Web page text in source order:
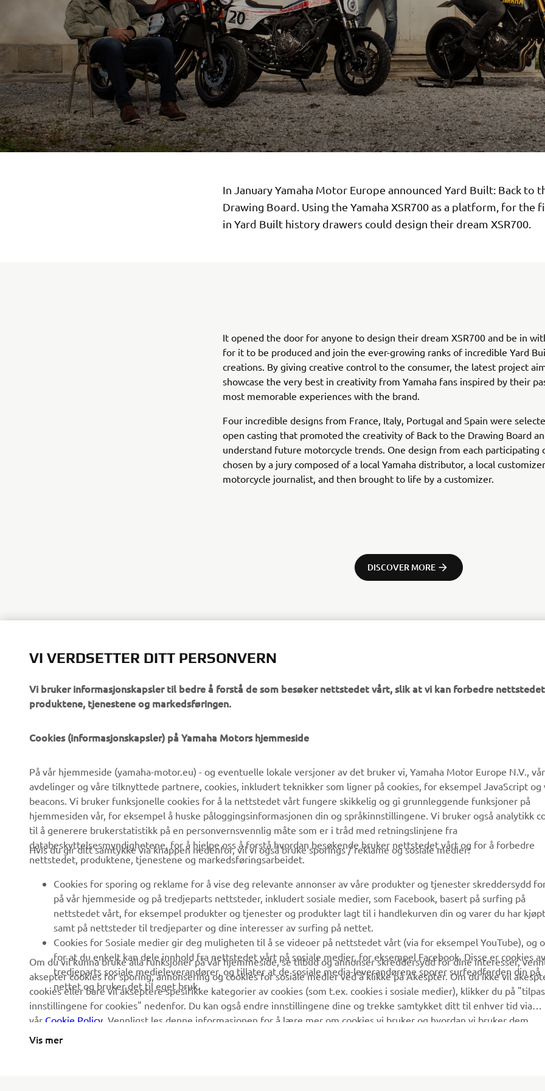
In January Yamaha Motor Europe announced Yard Built: Back to
Drawing Board. Using the Yamaha XSR700 as a platform, for the
in Yard Built history drawers could design their dream XSR700.
It opened the door for anyone to design their dream XSR700 and be in
for it to be produced and join the ever-growing ranks of incredible Yard
creations. By giving creative control to the consumer, the latest project
showcase the very best in creativity from Yamaha fans inspired by their
most memorable experiences with the brand.
Four incredible designs from France, Italy, Portugal and Spain were
open casting that promoted the creativity of Back to the Drawing Board
understand future motorcycle trends. One design from each participating
chosen by a jury composed of a local Yamaha distributor, a local
motorcycle journalist, and then brought to life by a customizer.
DISCOVER MORE
.
VIRKSOMHET
Om oss
Nyheter
Arrangementer
Yamaha Press
Brosjyrer
Jobber hos Yamaha
Bli en forhandler
Retningslinjer For
Menneskerettigheter
Grunnleggende
Retningslinjer For
Bærekraft
Whistleblower Channel
B2B
eBike-system
Myndigheter
Golfbaner
Redningstjeneste
Kjøreskoler
Robotics
Partnerskap
Teknisk informasjon for
frittstående forhandlere
Yamalube Safety Data
Sheets
UTFORSK YAMAHA
MyYamaha
Yamaha Music
Yamaha Racing
Yamaha Motor Global
Mobilapper
FAQ & SUPPORT
Kundeservice
Reservedelskatalog
Finn en Yamaha-forhandler
batterier
VI VERDSETTER DITT PERSONVERN
Vi bruker informasjonskapsler til bedre å forstå de som besøker nettstedet vårt, slik at vi kan forbedre
produktene, tjenestene og markedsføringen.
Cookies (informasjonskapsler) på Yamaha Motors hjemmeside
På vår hjemmeside (yamaha-motor.eu) - og eventuelle lokale versjoner av det bruker vi, Yamaha Motor Europe N.V.,
avdelinger og våre tilknyttede partnere, cookies, inkludert teknikker som ligner på cookies, for eksempel JavaScript og
beacons. Vi bruker funksjonelle cookies for å la nettstedet vårt fungere skikkelig og gi grunnleggende funksjoner på
hjemmesiden vår, for eksempel å huske påloggingsinformasjonen din og språkinnstillingene. Vi bruker også analytikk
til å generere brukerstatistikk på en personvernsvennlig måte som er i tråd med retningslinjene fra
databeskyttelsesmyndighetene, for å hjelpe oss å forstå hvordan besøkende bruker nettstedet vårt og for å forbedre
nettstedet, produktene, tjenestene og markedsføringsarbeidet.
Hvis du gir ditt samtykke via knappen nedenfor, vil vi også bruke sporings / reklame og sosiale medier:
Cookies for sporing og reklame for å vise deg relevante annonser av våre produkter og tjenester skreddersydd
på vår hjemmeside og på tredjeparts nettsteder, inkludert sosiale medier, som Facebook, basert på surfing på
nettstedet vårt, for eksempel produkter og tjenester og produkter lagt til i handlekurven din og varer du har
samt på nettsteder til tredjeparter og dine interesser av surfing på nettet.
Cookies for Sosiale medier gir deg muligheten til å se videoer på nettstedet vårt (via for eksempel YouTube), og
for at du enkelt kan dele innhold fra nettstedet vårt på sosiale medier, for eksempel Facebook. Disse er cookies av
tredjeparts sosiale medieleverandører, og tillater at de sosiale media-leverandørene sporer surfeadferden din på
nettet og bruker det til eget bruk.
Om du vil kunna bruke alla funksjoner på vår hjemmeside, se tilbud og annonser skreddersydd for dine interesser,
aksepter cookies for sporing, annonsering og cookies for sosiale medier ved å klikke på Akespter. Om du ikke vil
cookies eller bare vil akseptere spesifikke kategorier av cookies (som t.ex. cookies i sosiale medier), klikker du på
innstillingene for cookies" nedenfor. Du kan også endre innstillingene dine og trekke samtykket ditt til enhver tid via
vår Cookie Policy . Vennligst les denne informasjonen for å lære mer om cookies vi bruker og hvordan vi bruker dem.
Vis mer